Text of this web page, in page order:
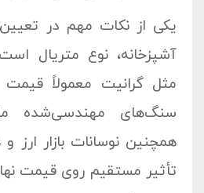
یکی از نکات مهم در تعیین
آشپزخانه، نوع متریال
مثل گرانیت معمولاً
سنگ‌های مهندسی‌شده
همچنین نوسانات بازار ارز
تأثیر مستقیم روی قیمت